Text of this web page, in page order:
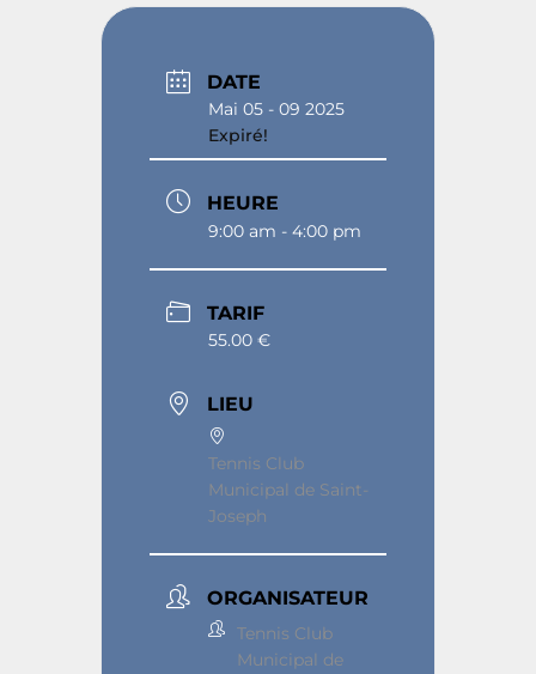
DATE
Mai 05 - 09 2025
Expiré!
HEURE
9:00 am - 4:00 pm
TARIF
55.00 €
LIEU
Tennis Club
Municipal de Saint-
Joseph
ORGANISATEUR
Tennis Club
Municipal de